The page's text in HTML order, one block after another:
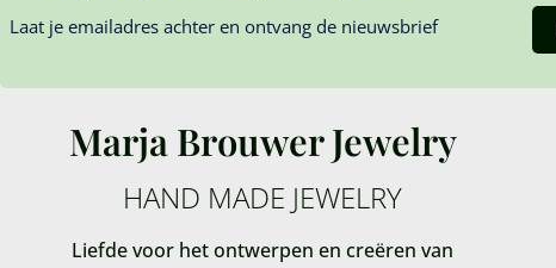
Laat je emailadres achter en ontvang de nieuwsbrief
Marja Brouwer Jewelry
HAND MADE JEWELRY
Liefde voor het ontwerpen en creëren van